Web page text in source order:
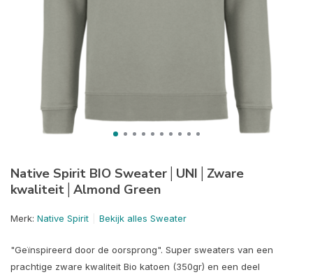
Native Spirit BIO Sweater│UNI│Zware
kwaliteit│Almond Green
Merk: Native Spirit Bekijk alles Sweater
"Geïnspireerd door de oorsprong". Super sweaters van een
prachtige zware kwaliteit Bio katoen (350gr) en een deel